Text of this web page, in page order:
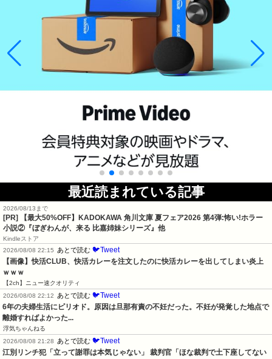
最近読まれている記事
2026/08/13まで
[PR] 【最大50%OFF】KADOKAWA 角川文庫 夏フェア2026 第4弾:怖い!ホラー
小説②『ぼぎわんが、来る 比嘉姉妹シリーズ』他
Kindleストア
2026/08/08 22:15
あとで読む 🐦Tweet
【画像】快活CLUB、快活カレーを注文したのに快活カレーを出してしまい炎上
ｗｗｗ
【2ch】ニュー速クオリティ
2026/08/08 22:12
あとで読む 🐦Tweet
6年の夫婦生活にピリオド。原因は旦那有責の不妊だった。不妊が発覚した地点で
離婚すればよかった...
浮気ちゃんねる
2026/08/08 21:28
あとで読む 🐦Tweet
江別リンチ犯「立って謝罪は本気じゃない」 裁判官「ほな裁判で土下座してない